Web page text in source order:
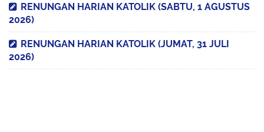
RENUNGAN HARIAN KATOLIK (SABTU, 1 AGUSTUS
2026)
RENUNGAN HARIAN KATOLIK (JUMAT, 31 JULI
2026)